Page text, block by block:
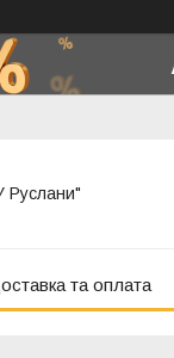
Руслани"
та оплата